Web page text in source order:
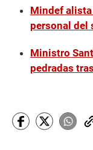
Mindef
personal
Ministro
pedradas